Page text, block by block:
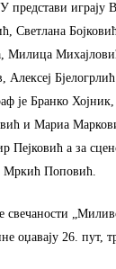
представи играју
Светлана
Милица
Алексеј
је Бранко
и Мариа
Пејковић а за
Поповић.
свечаности
оџавају 26. пут,